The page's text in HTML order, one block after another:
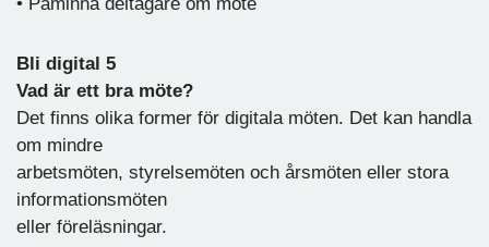
Bli digital 5
Vad är ett bra möte?
Det finns olika former för digitala möten. Det kan handla
om mindre
arbetsmöten, styrelsemöten och årsmöten eller stora
informationsmöten
eller föreläsningar.